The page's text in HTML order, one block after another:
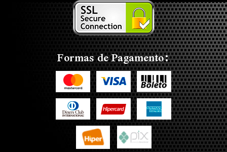
Formas de Pagamento: